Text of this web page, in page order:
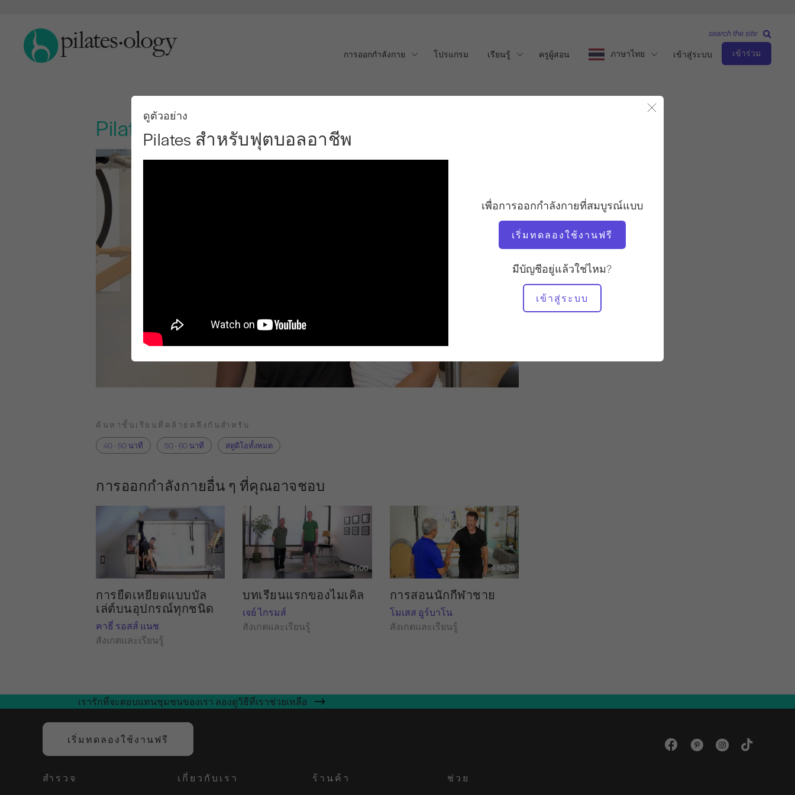
การออกกำลังกาย โปรแกรม เรียนรู้ ครูผู้สอน ภาษาไทย เข้าสู่ระบบ เข้าร่วม
search the site
Pilates สำหรับฟุตบอลอาชีพ
ดูตัวอย่าง
Pilates สำหรับฟุตบอลอาชีพ
เพื่อการออกกำลังกายที่สมบูรณ์แบบ
เริ่มทดลองใช้งานฟรี
มีบัญชีอยู่แล้วใช่ไหม?
เข้าสู่ระบบ
นิโคล สมิธ
เวลาวิดีโอ
อุปกรณ์ที่ต้องใช้
สตูดิโอทั้งหมด
ค้นหาชั้นเรียนที่คล้ายคลึงกันสำหรับ
40 - 50 นาที
50 - 60 นาที สตูดิโอทั้งหมด
การออกกำลังกายอื่น ๆ ที่คุณอาจชอบ
48:54
การยืดเหยียดแบบบัล
เล่ต์บนอุปกรณ์ทุกชนิด
คาธี่ รอสส์ แนช
สังเกตและเรียนรู้
51:00
บทเรียนแรกของไมเคิล
เจย์ ไกรมส์
สังเกตและเรียนรู้
1:15:28
การสอนนักกีฬาชาย
โมเสส อูร์บาโน
สังเกตและเรียนรู้
เรารักที่จะตอบแทนชุมชนของเรา ลองดูวิธีที่เราช่วยเหลือ
เริ่มทดลองใช้งานฟรี
สำรวจ เกี่ยวกับเรา ร้านค้า ช่วย